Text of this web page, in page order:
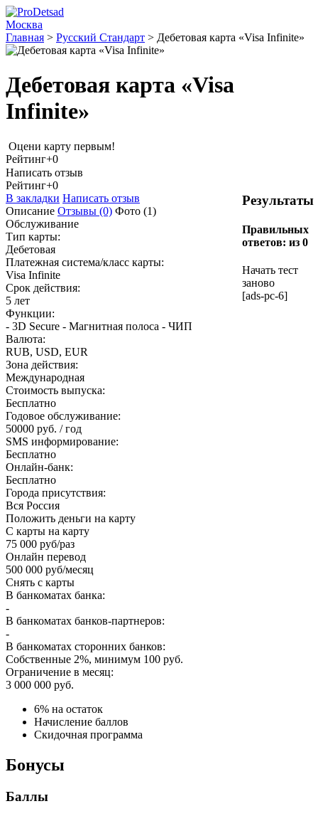
Москва
Главная > Русский Стандарт > Дебетовая карта «Visa Infinite»
Дебетовая карта «Visa
Infinite»
Оцени карту первым!
Рейтинг+0
Написать отзыв
Результаты
Правильных
ответов: из 0
Начать тест
заново
[ads-pc-6]
Рейтинг+0
В закладки Написать отзыв
Описание Отзывы (0) Фото (1)
Обслуживание
Тип карты:
Дебетовая
Платежная система/класс карты:
Visa Infinite
Срок действия:
5 лет
Функции:
- 3D Secure - Магнитная полоса - ЧИП
Валюта:
RUB, USD, EUR
Зона действия:
Международная
Стоимость выпуска:
Бесплатно
Годовое обслуживание:
50000 руб. / год
SMS информирование:
Бесплатно
Онлайн-банк:
Бесплатно
Города присутствия:
Вся Россия
Положить деньги на карту
С карты на карту
75 000 руб/раз
Онлайн перевод
500 000 руб/месяц
Снять с карты
В банкоматах банка:
-
В банкоматах банков-партнеров:
-
В банкоматах сторонних банков:
Собственные 2%, минимум 100 руб.
Ограничение в месяц:
3 000 000 руб.
6% на остаток
Начисление баллов
Скидочная программа
Бонусы
Баллы